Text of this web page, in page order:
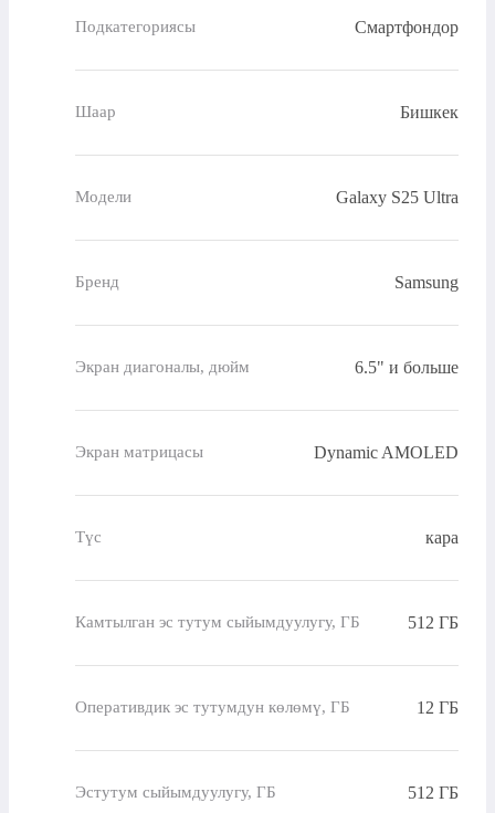
Подкатегориясы Смартфондор
Шаар Бишкек
Модели Galaxy S25 Ultra
Бренд Samsung
Экран диагоналы, дюйм 6.5" и больше
Экран матрицасы Dynamic AMOLED
Түс кара
Камтылган эс тутум сыйымдуулугу, ГБ 512 ГБ
Оперативдик эс тутумдун көлөмү, ГБ 12 ГБ
Эстутум сыйымдуулугу, ГБ 512 ГБ